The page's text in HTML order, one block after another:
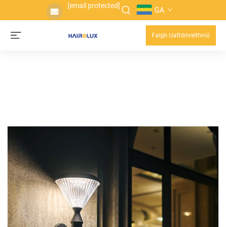
[email protected] GA
Faigh Uathbhreithniú